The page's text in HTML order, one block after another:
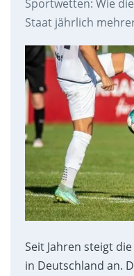
Sportwetten: Wie
Staat jährlich
Seit Jahren steigt
in Deutschland an.